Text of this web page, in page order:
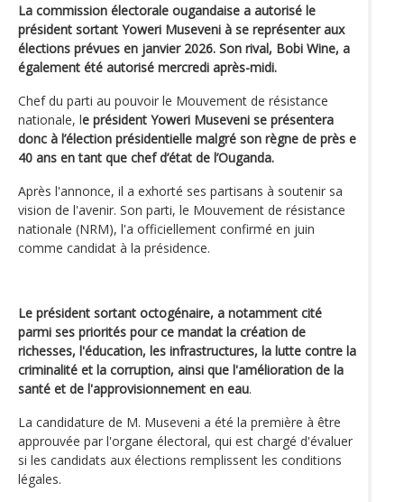
La commission électorale ougandaise a autorisé le
président sortant Yoweri Museveni à se représenter aux
élections prévues en janvier 2026. Son rival, Bobi Wine, a
également été autorisé mercredi après-midi.
Chef du parti au pouvoir le Mouvement de résistance
nationale, le président Yoweri Museveni se présentera
donc à l’élection présidentielle malgré son règne de près e
40 ans en tant que chef d’état de l’Ouganda.
Après l'annonce, il a exhorté ses partisans à soutenir sa
vision de l'avenir. Son parti, le Mouvement de résistance
nationale (NRM), l'a officiellement confirmé en juin
comme candidat à la présidence.
Le président sortant octogénaire, a notamment cité
parmi ses priorités pour ce mandat la création de
richesses, l'éducation, les infrastructures, la lutte contre la
criminalité et la corruption, ainsi que l'amélioration de la
santé et de l'approvisionnement en eau.
La candidature de M. Museveni a été la première à être
approuvée par l'organe électoral, qui est chargé d'évaluer
si les candidats aux élections remplissent les conditions
légales.